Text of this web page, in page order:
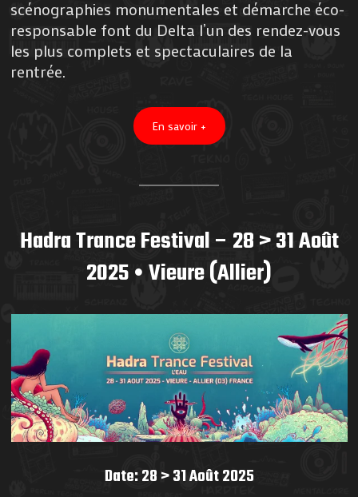
scénographies monumentales et démarche éco-
responsable font du Delta l’un des rendez-vous
les plus complets et spectaculaires de la
rentrée.
En savoir +
Hadra Trance Festival – 28 > 31 Août
2025 • Vieure (Allier)
Date: 28 > 31 Août 2025